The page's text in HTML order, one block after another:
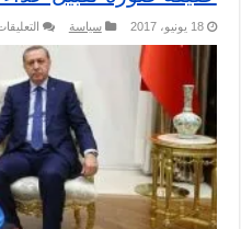
18 يونيو، 2017 سياسة